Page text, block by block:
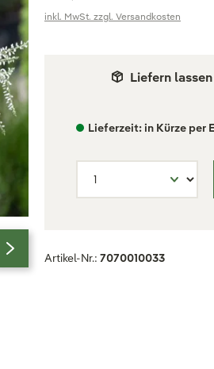
inkl. MwSt. zzgl. Versandkosten
Liefern lassen
Lieferzeit: in Kürze per
Artikel-Nr.: 7070010033